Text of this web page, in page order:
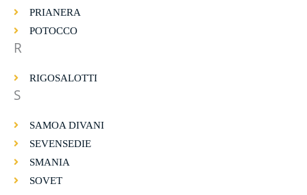
PRIANERA
POTOCCO
R
RIGOSALOTTI
S
SAMOA DIVANI
SEVENSEDIE
SMANIA
SOVET